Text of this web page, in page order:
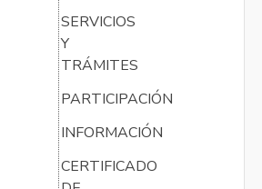
SERVICIOS
Y
TRÁMITES
PARTICIPACIÓN
INFORMACIÓN
CERTIFICADO